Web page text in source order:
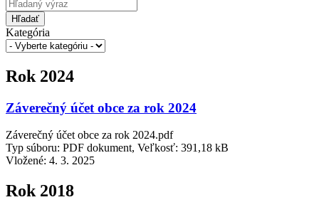
Hľadať
Kategória
Rok 2024
Záverečný účet obce za rok 2024
Záverečný účet obce za rok 2024.pdf
Typ súboru: PDF dokument, Veľkosť: 391,18 kB
Vložené: 4. 3. 2025
Rok 2018